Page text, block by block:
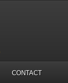
CONTACT